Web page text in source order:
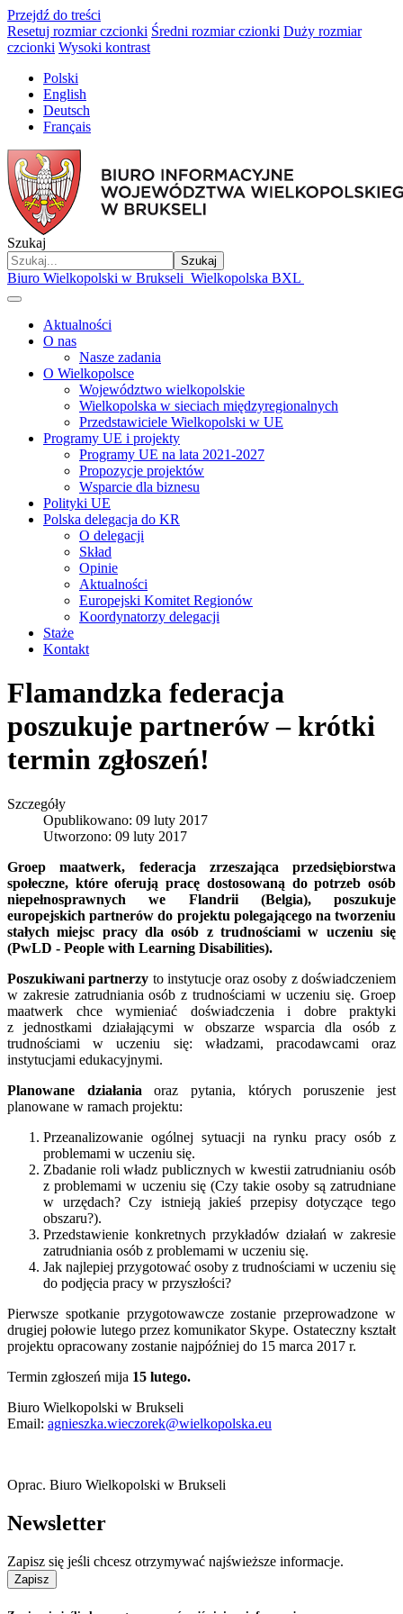
Przejdź do treści
Resetuj rozmiar czcionki Średni rozmiar czionki Duży rozmiar
czcionki Wysoki kontrast
Polski
English
Deutsch
Français
Szukaj
Szukaj
Biuro Wielkopolski w Brukseli Wielkopolska BXL
Aktualności
O nas
Nasze zadania
O Wielkopolsce
Województwo wielkopolskie
Wielkopolska w sieciach międzyregionalnych
Przedstawiciele Wielkopolski w UE
Programy UE i projekty
Programy UE na lata 2021-2027
Propozycje projektów
Wsparcie dla biznesu
Polityki UE
Polska delegacja do KR
O delegacji
Skład
Opinie
Aktualności
Europejski Komitet Regionów
Koordynatorzy delegacji
Staże
Kontakt
Flamandzka federacja
poszukuje partnerów – krótki
termin zgłoszeń!
Szczegóły
Opublikowano: 09 luty 2017
Utworzono: 09 luty 2017
Groep maatwerk, federacja zrzeszająca przedsiębiorstwa
społeczne, które oferują pracę dostosowaną do potrzeb osób
niepełnosprawnych we Flandrii (Belgia), poszukuje
europejskich partnerów do projektu polegającego na tworzeniu
stałych miejsc pracy dla osób z trudnościami w uczeniu się
(PwLD - People with Learning Disabilities).
Poszukiwani partnerzy to instytucje oraz osoby z doświadczeniem
w zakresie zatrudniania osób z trudnościami w uczeniu się. Groep
maatwerk chce wymieniać doświadczenia i dobre praktyki
z jednostkami działającymi w obszarze wsparcia dla osób z
trudnościami w uczeniu się: władzami, pracodawcami oraz
instytucjami edukacyjnymi.
Planowane działania oraz pytania, których poruszenie jest
planowane w ramach projektu:
Przeanalizowanie ogólnej sytuacji na rynku pracy osób z
problemami w uczeniu się.
Zbadanie roli władz publicznych w kwestii zatrudnianiu osób
z problemami w uczeniu się (Czy takie osoby są zatrudniane
w urzędach? Czy istnieją jakieś przepisy dotyczące tego
obszaru?).
Przedstawienie konkretnych przykładów działań w zakresie
zatrudniania osób z problemami w uczeniu się.
Jak najlepiej przygotować osoby z trudnościami w uczeniu się
do podjęcia pracy w przyszłości?
Pierwsze spotkanie przygotowawcze zostanie przeprowadzone w
drugiej połowie lutego przez komunikator Skype. Ostateczny kształt
projektu opracowany zostanie najpóźniej do 15 marca 2017 r.
Termin zgłoszeń mija 15 lutego.
Biuro Wielkopolski w Brukseli
Email: agnieszka.wieczorek@wielkopolska.eu
Oprac. Biuro Wielkopolski w Brukseli
Newsletter
Zapisz się jeśli chcesz otrzymywać najświeższe informacje.
Zapisz